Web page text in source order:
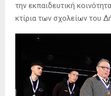
την εκπαιδευτική
κτίρια των σχολείων του